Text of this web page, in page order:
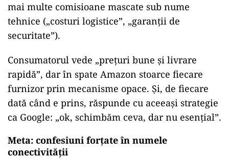
mai multe comisioane mascate sub nume
tehnice („costuri logistice”, „garanții de
securitate”).
Consumatorul vede „prețuri bune și livrare
rapidă”, dar în spate Amazon stoarce fiecare
furnizor prin mecanisme opace. Și, de fiecare
dată când e prins, răspunde cu aceeași strategie
ca Google: „ok, schimbăm ceva, dar nu esențial”.
Meta: confesiuni forțate în numele
conectivității